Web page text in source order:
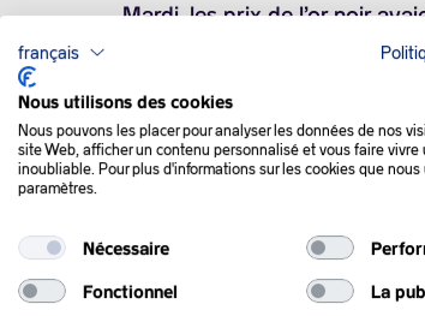
Mardi, les prix de l’or noir
La Chine, premier
notamment pour soutenir
Cette accélération des
d’une conférence nationale
Mais le marché souhaite
français
Nous utilisons des cookies
Nous pouvons les placer pour analyser les données de nos
site Web, afficher un contenu personnalisé et vous faire vivre
inoubliable. Pour plus d'informations sur les cookies que
paramètres.
Nécessaire
Fonctionnel La